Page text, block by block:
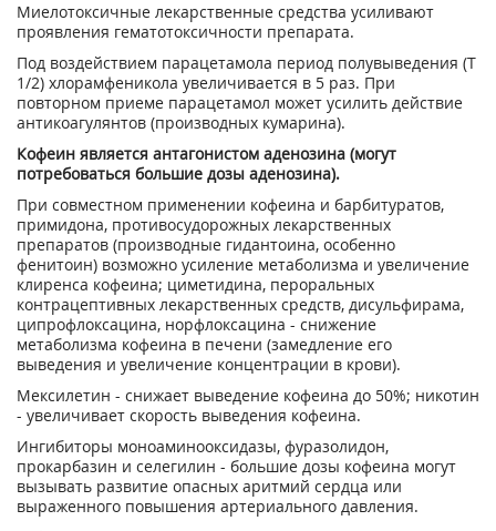
Миелотоксичные лекарственные средства усиливают
проявления гематотоксичности препарата.
Под воздействием парацетамола период полувыведения (Т
1/2) хлорамфеникола увеличивается в 5 раз. При
повторном приеме парацетамол может усилить действие
антикоагулянтов (производных кумарина).
Кофеин является антагонистом аденозина (могут
потребоваться большие дозы аденозина).
При совместном применении кофеина и барбитуратов,
примидона, противосудорожных лекарственных
препаратов (производные гидантоина, особенно
фенитоин) возможно усиление метаболизма и увеличение
клиренса кофеина; циметидина, пероральных
контрацептивных лекарственных средств, дисульфирама,
ципрофлоксацина, норфлоксацина - снижение
метаболизма кофеина в печени (замедление его
выведения и увеличение концентрации в крови).
Мексилетин - снижает выведение кофеина до 50%; никотин
- увеличивает скорость выведения кофеина.
Ингибиторы моноаминооксидазы, фуразолидон,
прокарбазин и селегилин - большие дозы кофеина могут
вызывать развитие опасных аритмий сердца или
выраженного повышения артериального давления.